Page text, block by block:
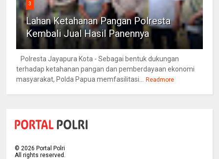
3
Lahan Ketahanan Pangan Polresta
Kembali Jual Hasil Panennya
Polresta Jayapura Kota - Sebagai bentuk dukungan
terhadap ketahanan pangan dan pemberdayaan ekonomi
masyarakat, Polda Papua memfasilitasi...
Readmore
© 2026 Portal Polri
All rights reserved.